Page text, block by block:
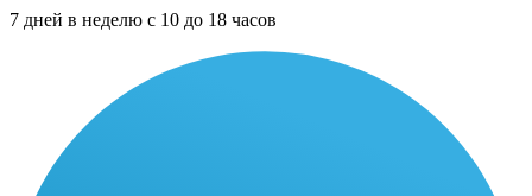
7 дней в неделю с 10 до 18 часов